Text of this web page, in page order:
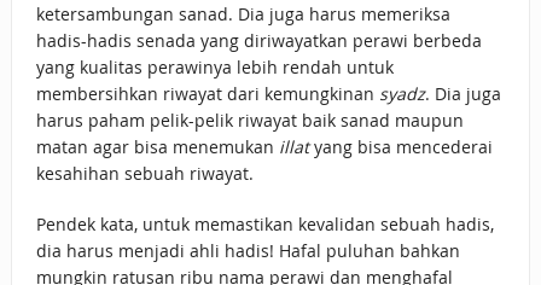
ketersambungan sanad. Dia juga harus memeriksa
hadis-hadis senada yang diriwayatkan perawi berbeda
yang kualitas perawinya lebih rendah untuk
membersihkan riwayat dari kemungkinan syadz. Dia juga
harus paham pelik-pelik riwayat baik sanad maupun
matan agar bisa menemukan illatyang bisa mencederai
kesahihan sebuah riwayat.
Pendek kata, untuk memastikan kevalidan sebuah hadis,
dia harus menjadi ahli hadis! Hafal puluhan bahkan
mungkin ratusan ribu nama perawi dan menghafal